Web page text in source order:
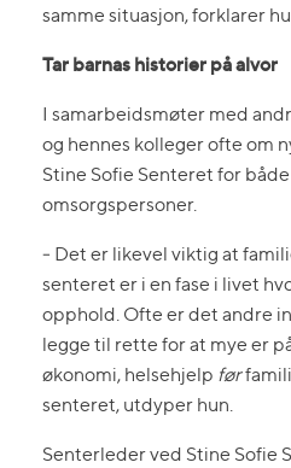
samme situasjon, forklarer
Tar barnas historier på alvor
I samarbeidsmøter med
og hennes kolleger ofte om
Stine Sofie Senteret for
omsorgspersoner.
‒ Det er likevel viktig at
senteret er i en fase i livet
opphold. Ofte er det andre
legge til rette for at mye er
økonomi, helsehjelp før
senteret, utdyper hun.
Senterleder ved Stine Sofie